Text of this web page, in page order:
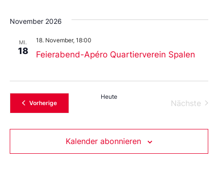
November 2026
MI.
18 Feierabend-Apéro Quartierverein Spalen
18. November, 18:00
VorherigeVeranstaltungen
Heute
Nächste
Kalender abonnieren